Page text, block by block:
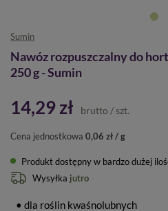
Sumin
Nawóz rozpuszczalny do
250 g - Sumin
14,29 zł brutto / szt.
Cena jednostkowa 0,06 zł / g
Produkt dostępny w bardzo dużej
Wysyłka jutro
• dla roślin kwaśnolubnych